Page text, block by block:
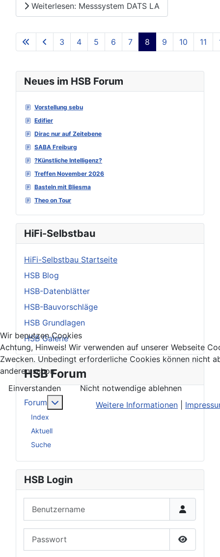
Neues im HSB Forum
Vorstellung sebu
Edifier
Dirac nur auf Zeitebene
SABA Freiburg
?Künstliche Intelligenz?
Treffen November 2026
Basteln mit Bliesma
Theo on Tour
HiFi-Selbstbau
HiFi-Selbstbau Startseite
HSB Blog
HSB-Datenblätter
HSB-Bauvorschläge
HSB Grundlagen
HSB Galerie
HSB Forum
Forum Weitere Informationen: Forum
Index
Aktuell
Suche
HSB Login
Passwort
Weiterlesen: Messsystem DATS LA
Seite 8 von 129
3 4 5 6 7 8 9 10 11
Wir benutzen Cookies
Achtung, Hinweis! Wir verwenden auf unserer Webseite
Zwecken. Unbedingt erforderliche Cookies können nicht
anderen schon.
Einverstanden
Nicht notwendige ablehnen
Weitere Informationen